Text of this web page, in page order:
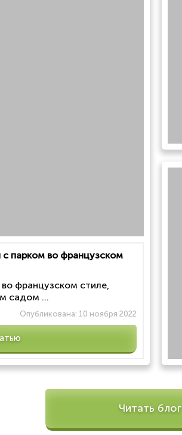
с парком во французском
французском стиле,
садом ...
Опубликована: 10 ноября 2022
Читать блог